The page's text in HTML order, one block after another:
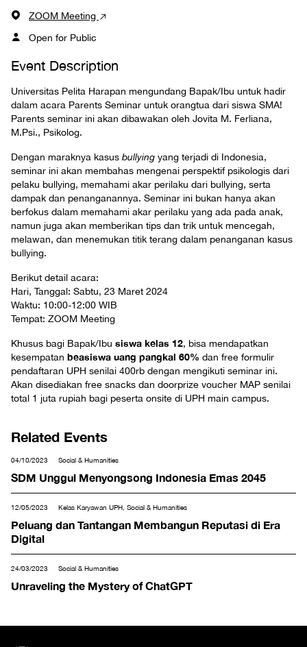
ZOOM Meeting
Open for Public
Event Description
Universitas Pelita Harapan mengundang Bapak/Ibu untuk hadir
dalam acara Parents Seminar untuk orangtua dari siswa SMA!
Parents seminar ini akan dibawakan oleh Jovita M. Ferliana,
M.Psi., Psikolog.
Dengan maraknya kasus bullying yang terjadi di Indonesia,
seminar ini akan membahas mengenai perspektif psikologis dari
pelaku bullying, memahami akar perilaku dari bullying, serta
dampak dan penanganannya. Seminar ini bukan hanya akan
berfokus dalam memahami akar perilaku yang ada pada anak,
namun juga akan memberikan tips dan trik untuk mencegah,
melawan, dan menemukan titik terang dalam penanganan kasus
bullying.
Berikut detail acara:
Hari, Tanggal: Sabtu, 23 Maret 2024
Waktu: 10:00-12:00 WIB
Tempat: ZOOM Meeting
Khusus bagi Bapak/Ibu siswa kelas 12, bisa mendapatkan
kesempatan beasiswa uang pangkal 60% dan free formulir
pendaftaran UPH senilai 400rb dengan mengikuti seminar ini.
Akan disediakan free snacks dan doorprize voucher MAP senilai
total 1 juta rupiah bagi peserta onsite di UPH main campus.
Related Events
04/10/2023 Social & Humanities
SDM Unggul Menyongsong Indonesia Emas 2045
12/05/2023 Kelas Karyawan UPH, Social & Humanities
Peluang dan Tantangan Membangun Reputasi di Era
Digital
24/03/2023 Social & Humanities
Unraveling the Mystery of ChatGPT